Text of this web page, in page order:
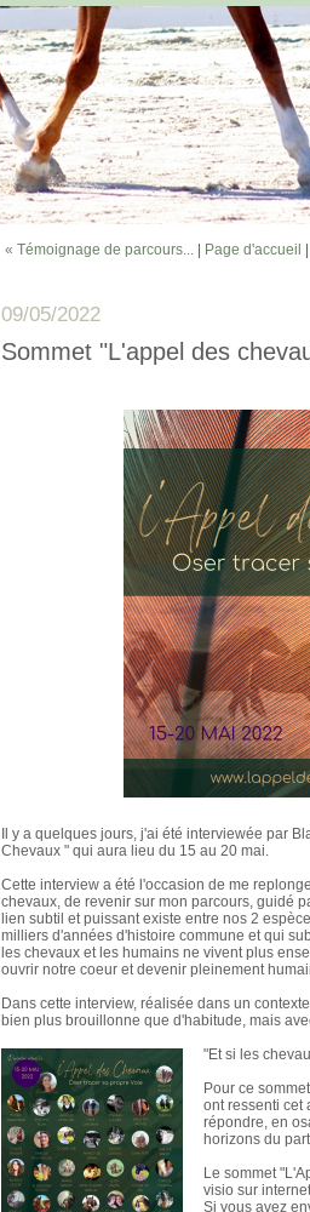
« Témoignage de parcours... Page d'accueil
09/05/2022
Sommet "L'appel des
Il y a quelques jours, j'ai été interviewée par
Chevaux " qui aura lieu du 15 au 20 mai.
Cette interview a été l'occasion de me
chevaux, de revenir sur mon parcours, guidé
lien subtil et puissant existe entre nos 2
milliers d'années d'histoire commune et qui
les chevaux et les humains ne vivent plus
ouvrir notre coeur et devenir pleinement
Dans cette interview, réalisée dans un
bien plus brouillonne que d'habitude, mais
"Et si les
Pour ce
ont ressenti cet
répondre, en
horizons du
Le sommet
visio sur
Si vous avez